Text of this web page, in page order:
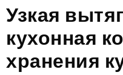
Узкая
кухонная
хранения